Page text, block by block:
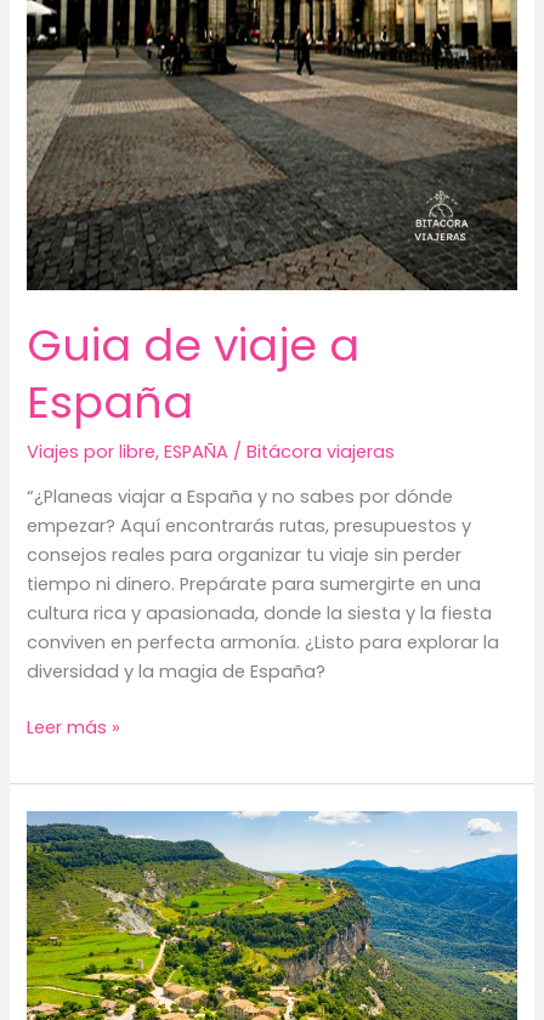
Guia de viaje a
España
Viajes por libre,ESPAÑA /Bitácora viajeras
“¿Planeas viajar a España y no sabes por dónde
empezar? Aquí encontrarás rutas, presupuestos y
consejos reales para organizar tu viaje sin perder
tiempo ni dinero. Prepárate para sumergirte en una
cultura rica y apasionada, donde la siesta y la fiesta
conviven en perfecta armonía. ¿Listo para explorar la
diversidad y la magia de España?
Guia
viaje
a
España
Leer más »